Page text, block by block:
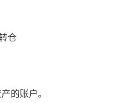
仓
的账户。